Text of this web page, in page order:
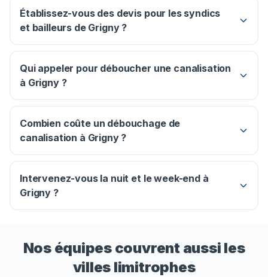
Établissez-vous des devis pour les syndics
et bailleurs de Grigny ?
Qui appeler pour déboucher une canalisation
à Grigny ?
Combien coûte un débouchage de
canalisation à Grigny ?
Intervenez-vous la nuit et le week-end à
Grigny ?
Nos équipes couvrent aussi les
villes limitrophes